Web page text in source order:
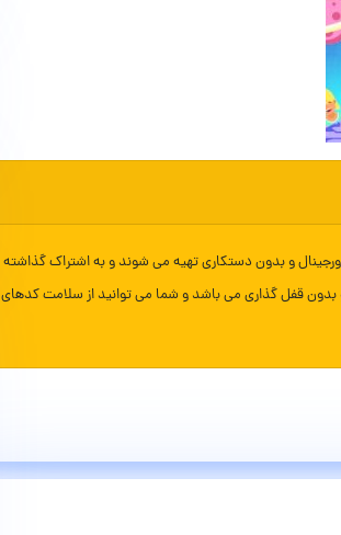
و بدون دستکاری تهیه می شوند و به اشتراک گذاشته
قفل گذاری می باشد و شما می توانید از سلامت کدهای